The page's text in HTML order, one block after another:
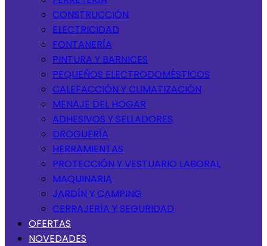
CONSTRUCCIÓN
ELECTRICIDAD
FONTANERÍA
PINTURA Y BARNICES
PEQUEÑOS ELECTRODOMÉSTICOS
CALEFACCIÓN Y CLIMATIZACIÓN
MENAJE DEL HOGAR
ADHESIVOS Y SELLADORES
DROGUERÍA
HERRAMIENTAS
PROTECCIÓN Y VESTUARIO LABORAL
MAQUINARIA
JARDÍN Y CAMPING
CERRAJERÍA Y SEGURIDAD
OFERTAS
NOVEDADES